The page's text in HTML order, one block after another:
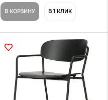
В КОРЗИНУ В 1 КЛИК